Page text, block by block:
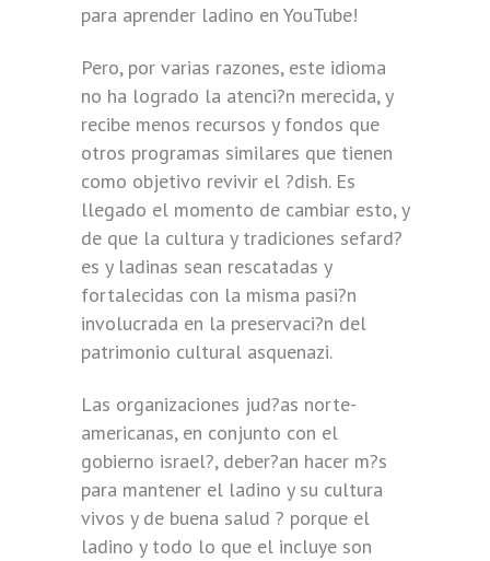
para aprender ladino en YouTube!
Pero, por varias razones, este idioma
no ha logrado la atenci?n merecida, y
recibe menos recursos y fondos que
otros programas similares que tienen
como objetivo revivir el ?dish. Es
llegado el momento de cambiar esto, y
de que la cultura y tradiciones sefard?
es y ladinas sean rescatadas y
fortalecidas con la misma pasi?n
involucrada en la preservaci?n del
patrimonio cultural asquenazi.
Las organizaciones jud?as norte-
americanas, en conjunto con el
gobierno israel?, deber?an hacer m?s
para mantener el ladino y su cultura
vivos y de buena salud ? porque el
ladino y todo lo que el incluye son